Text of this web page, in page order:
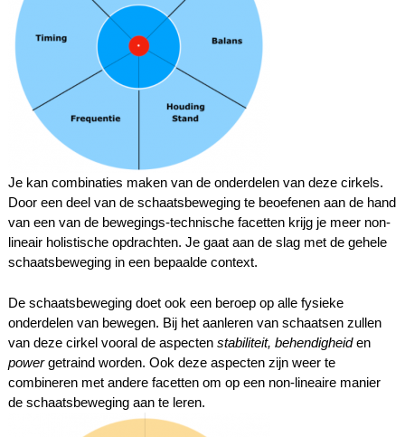
Je kan combinaties maken van de onderdelen van deze cirkels.
Door een deel van de schaatsbeweging te beoefenen aan de hand
van een van de bewegings-technische facetten krijg je meer non-
lineair holistische opdrachten. Je gaat aan de slag met degehele
schaatsbeweging in een bepaalde context.
De schaatsbeweging doet ook een beroep op alle fysieke
onderdelen van bewegen. Bij het aanleren van schaatsen zullen
van deze cirkel vooral de aspecten stabiliteit, behendigheiden
powergetraind worden. Ook deze aspecten zijn weer te
combineren met andere facetten om op een non-lineaire manier
de schaatsbeweging aan te leren.